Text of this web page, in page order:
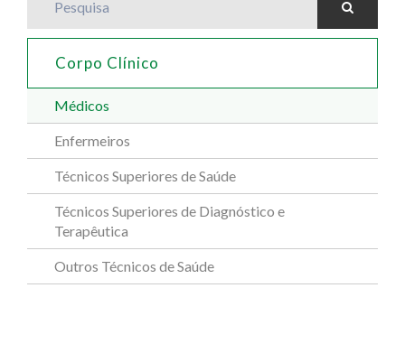
Corpo Clínico
Médicos
Enfermeiros
Técnicos Superiores de Saúde
Técnicos Superiores de Diagnóstico e
Terapêutica
Outros Técnicos de Saúde